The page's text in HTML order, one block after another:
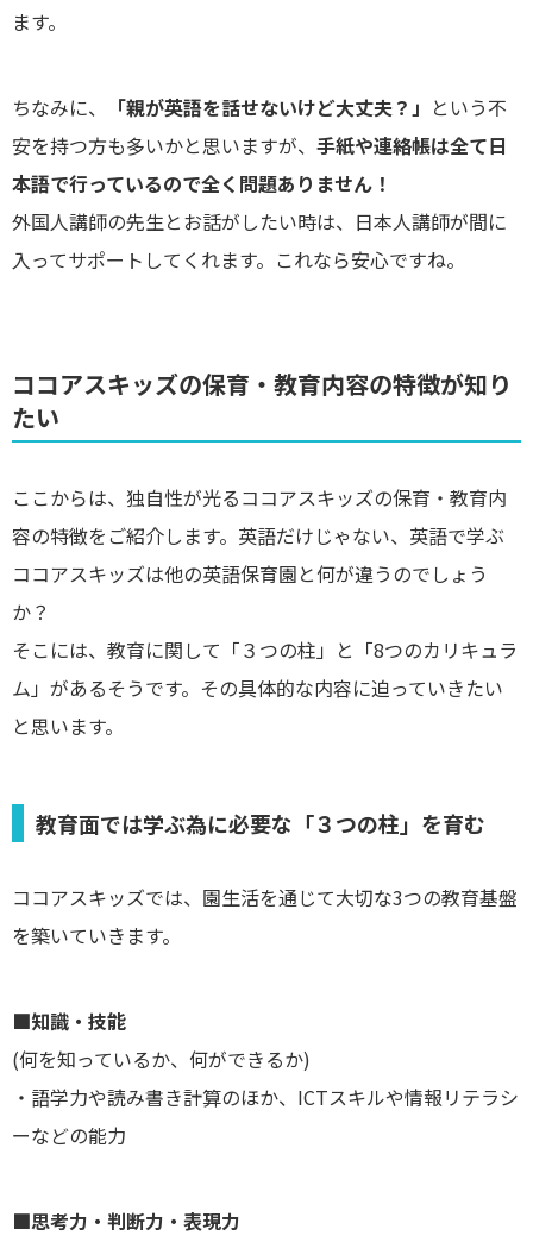
ます。
ちなみに、 「親が英語を話せないけど大丈夫？」 という不
安を持つ方も多いかと思いますが、 手紙や連絡帳は全て日
本語で行っているので全く問題ありません！
外国人講師の先生とお話がしたい時は、日本人講師が間に
入ってサポートしてくれます。これなら安心ですね。
ココアスキッズの保育・教育内容の特徴が知り
たい
ここからは、独自性が光るココアスキッズの保育・教育内
容の特徴をご紹介します。英語だけじゃない、英語で学ぶ
ココアスキッズは他の英語保育園と何が違うのでしょう
か？
そこには、教育に関して「３つの柱」と「8つのカリキュラ
ム」があるそうです。その具体的な内容に迫っていきたい
と思います。
教育面では学ぶ為に必要な「３つの柱」を育む
ココアスキッズでは、園生活を通じて大切な3つの教育基盤
を築いていきます。
■知識・技能
(何を知っているか、何ができるか)
・語学力や読み書き計算のほか、ICTスキルや情報リテラシ
ーなどの能力
■思考力・判断力・表現力